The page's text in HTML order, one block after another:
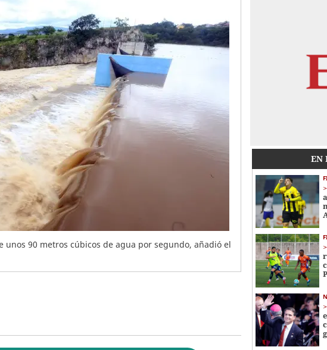
unos 90 metros cúbicos de agua por segundo, añadió el
EN